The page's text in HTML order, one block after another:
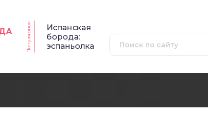
Популярное
Испанская
борода:
эспаньолка